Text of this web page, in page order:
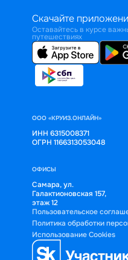
Скачайте
Оставайтесь в курсе
путешествиях
ООО «КРУИЗ.ОНЛАЙН»
ИНН 6315008371
ОГРН 1166313053048
ОФИСЫ
Самара, ул.
Галактионовская 157,
этаж 12
Пользовательское
Политика обработки
Использование Cookies